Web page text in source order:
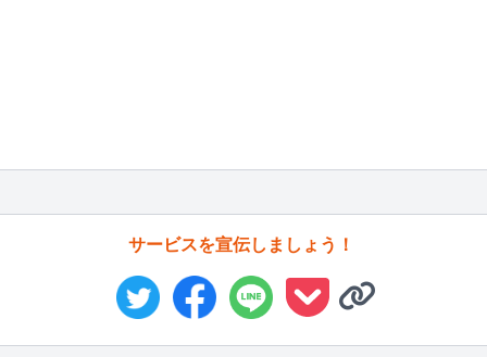
サービスを宣伝しましょう！